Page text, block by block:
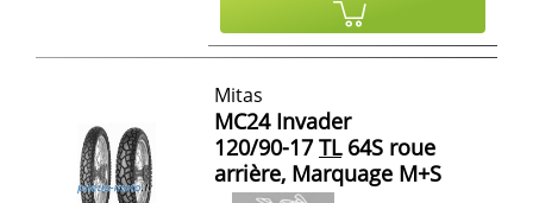
Mitas
MC24 Invader
120/90-17 TL64S roue
arrière, Marquage M+S